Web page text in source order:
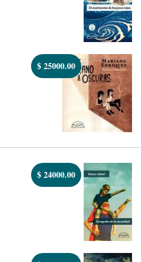
$25000.00
$24000.00